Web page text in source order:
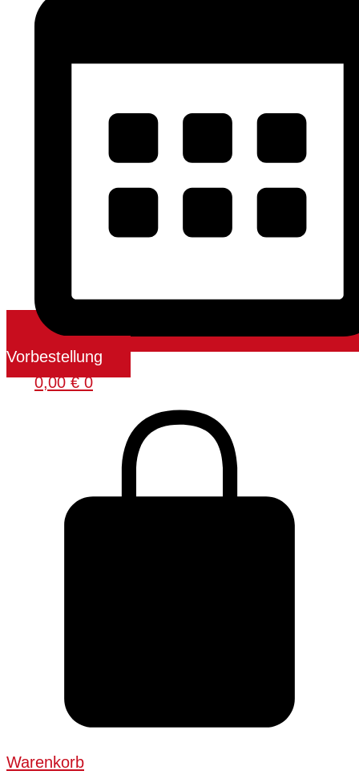
Vorbestellung
0,00€ 0
Warenkorb